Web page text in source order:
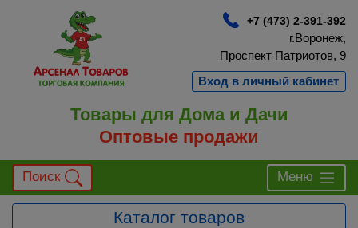
+7 (473) 2-391-392
г.Воронеж,
Проспект Патриотов, 9
Вход в личный кабинет
Товары для Дома и Дачи
Оптовые продажи
Поиск Меню
Каталог товаров